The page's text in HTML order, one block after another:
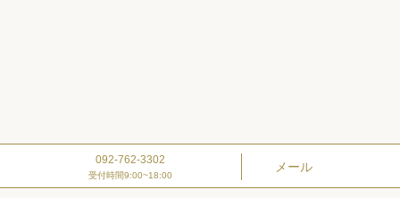
092-762-3302
受付時間9:00~18:00
メール